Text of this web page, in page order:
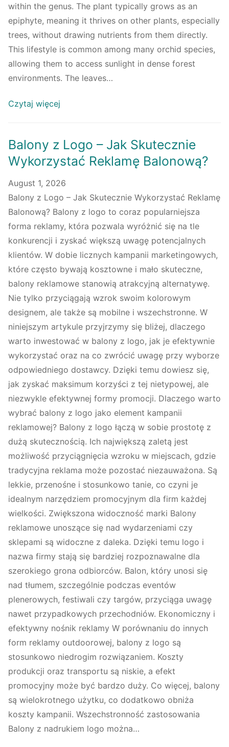
within the genus. The plant typically grows as an
epiphyte, meaning it thrives on other plants, especially
trees, without drawing nutrients from them directly.
This lifestyle is common among many orchid species,
allowing them to access sunlight in dense forest
environments. The leaves…
Czytaj więcej
Balony z Logo – Jak Skutecznie
Wykorzystać Reklamę Balonową?
August 1, 2026
Balony z Logo – Jak Skutecznie Wykorzystać Reklamę
Balonową? Balony z logo to coraz popularniejsza
forma reklamy, która pozwala wyróżnić się na tle
konkurencji i zyskać większą uwagę potencjalnych
klientów. W dobie licznych kampanii marketingowych,
które często bywają kosztowne i mało skuteczne,
balony reklamowe stanowią atrakcyjną alternatywę.
Nie tylko przyciągają wzrok swoim kolorowym
designem, ale także są mobilne i wszechstronne. W
niniejszym artykule przyjrzymy się bliżej, dlaczego
warto inwestować w balony z logo, jak je efektywnie
wykorzystać oraz na co zwrócić uwagę przy wyborze
odpowiedniego dostawcy. Dzięki temu dowiesz się,
jak zyskać maksimum korzyści z tej nietypowej, ale
niezwykle efektywnej formy promocji. Dlaczego warto
wybrać balony z logo jako element kampanii
reklamowej? Balony z logo łączą w sobie prostotę z
dużą skutecznością. Ich największą zaletą jest
możliwość przyciągnięcia wzroku w miejscach, gdzie
tradycyjna reklama może pozostać niezauważona. Są
lekkie, przenośne i stosunkowo tanie, co czyni je
idealnym narzędziem promocyjnym dla firm każdej
wielkości. Zwiększona widoczność marki Balony
reklamowe unoszące się nad wydarzeniami czy
sklepami są widoczne z daleka. Dzięki temu logo i
nazwa firmy stają się bardziej rozpoznawalne dla
szerokiego grona odbiorców. Balon, który unosi się
nad tłumem, szczególnie podczas eventów
plenerowych, festiwali czy targów, przyciąga uwagę
nawet przypadkowych przechodniów. Ekonomiczny i
efektywny nośnik reklamy W porównaniu do innych
form reklamy outdoorowej, balony z logo są
stosunkowo niedrogim rozwiązaniem. Koszty
produkcji oraz transportu są niskie, a efekt
promocyjny może być bardzo duży. Co więcej, balony
są wielokrotnego użytku, co dodatkowo obniża
koszty kampanii. Wszechstronność zastosowania
Balony z nadrukiem logo można…